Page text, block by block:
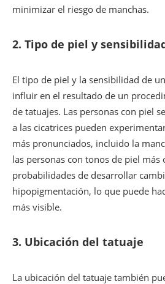
minimizar el riesgo de manchas.
2. Tipo de piel y
El tipo de piel y la sensibilidad de
influir en el resultado de un
de tatuajes. Las personas con piel
a las cicatrices pueden
más pronunciados, incluido la
las personas con tonos de piel más
probabilidades de desarrollar
hipopigmentación, lo que puede
más visible.
3. Ubicación del tatuaje
La ubicación del tatuaje también